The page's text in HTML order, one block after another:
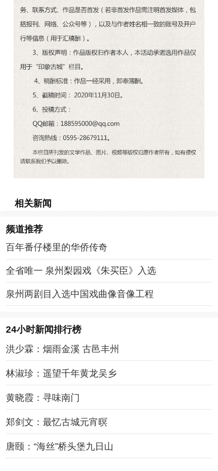
相关新闻
频道推荐
百年番仔楼里的华侨传奇
全省唯一 泉州梨园戏《朱买臣》入选
泉州两剧目入选中国戏曲像音像工程
24小时新闻排行榜
洪少霖：烟雨金溪 古邑丰州
林淑珍：遥望千年黄龙吴乡
黄晓霞：寻味南门
郑剑文：最忆古城元宵暝
唐颐：“海丝”桥头堡九日山